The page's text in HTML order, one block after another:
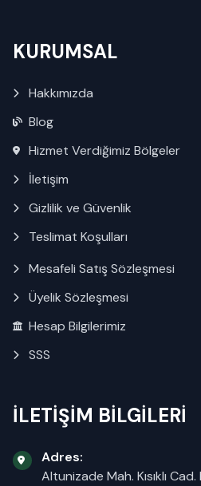
KURUMSAL
Hakkımızda
Blog
Hizmet Verdiğimiz Bölgeler
İletişim
Gizlilik ve Güvenlik
Teslimat Koşulları
Mesafeli Satış Sözleşmesi
Üyelik Sözleşmesi
Hesap Bilgilerimiz
SSS
İLETİŞİM BİLGİLERİ
Adres:
Altunizade Mah. Kısıklı